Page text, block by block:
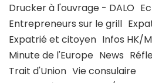
Drucker à l'ouvrage - DALO
Entrepreneurs sur le grill
Expatrié et citoyen Infos HK/
Minute de l'Europe News
Trait d'Union Vie consulaire